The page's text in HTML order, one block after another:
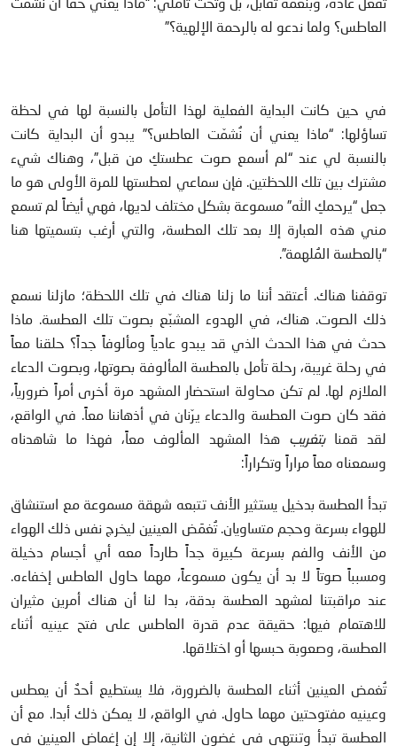
العاطس؟ ولما ندعو له بالرحمة الإلهية؟”
في حين كانت البداية الفعلية لهذا التأمل بالنسبة لها في لحظة
تساؤلها: “ماذا يعني أن نُشمّت العاطس؟” يبدو أن البداية كانت
بالنسبة لي عند “لم أسمع صوت عطستكِ من قبل”، وهناك شيء
مشترك بين تلك اللحظتين. فإن سماعي لعطستها للمرة الأولى هو ما
جعل “يرحمكِ الله” مسموعة بشكل مختلف لديها، فهي أيضاً لم تسمع
مني هذه العبارة إلا بعد تلك العطسة، والتي أرغب بتسميتها هنا
“بالعطسة المُلهمة”.
توقفنا هناك. أعتقد أننا ما زلنا هناك في تلك اللحظة؛ مازلنا نسمع
ذلك الصوت. هناك، في الهدوء المشبّع بصوت تلك العطسة. ماذا
حدث في هذا الحدث الذي قد يبدو عادياً ومألوفاً جداً؟ حلقنا معاً
في رحلة غريبة، رحلة تأمل بالعطسة المألوفة بصوتها، وبصوت الدعاء
الملازم لها. لم تكن محاولة استحضار المشهد مرة أخرى أمراً ضرورياً،
فقد كان صوت العطسة والدعاء يرّنان في أذهاننا معاً. في الواقع،
لقد قمنابتغريب هذا المشهد المألوف معاً، فهذا ما شاهدناه
وسمعناه معاً مراراً وتكراراً:
تبدأ العطسة بدخيل يستثير الأنف تتبعه شهقة مسموعة مع استنشاق
للهواء بسرعة وحجم متساويان. تُغمَض العينين ليخرج نفس ذلك الهواء
من الأنف والفم بسرعة كبيرة جداً طارداً معه أي أجسام دخيلة
ومسبباً صوتاً لا بد أن يكون مسموعاً، مهما حاول العاطس إخفاءه.
عند مراقبتنا لمشهد العطسة بدقة، بدا لنا أن هناك أمرين مثيران
للاهتمام فيها: حقيقة عدم قدرة العاطس على فتح عينيه أثناء
العطسة، وصعوبة حبسها أو اختلاقها.
تُغمض العينين أثناء العطسة بالضرورة، فلا يستطيع أحدٌ أن يعطس
وعينيه مفتوحتين مهما حاول. في الواقع، لا يمكن ذلك أبدا. مع أن
العطسة تبدأ وتنتهي في غضون الثانية، إلا إن إغماض العينين في